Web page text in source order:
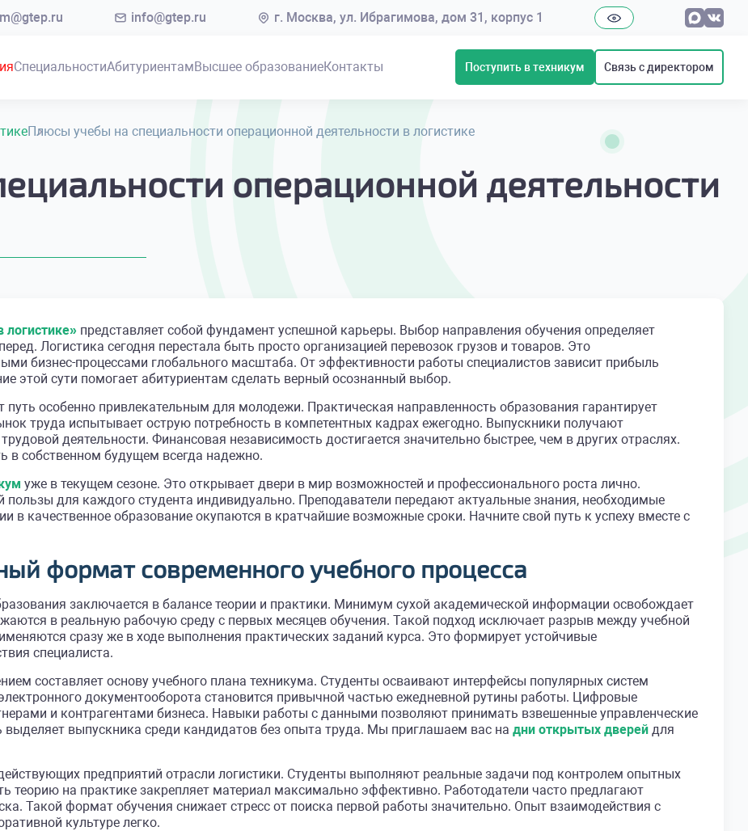
info@gtep.ru г. Москва, ул. Ибрагимова, дом 31, корпус 1
СпециальностиАбитуриентам Высшее образованиеКонтакты Поступить в техникум Связь с директором
Плюсы учебы на специальности операционной деятельности в логистике
операционной деятельности
логистике» представляет собой фундамент успешной карьеры. Выбор направления обучения определяет
Логистика сегодня перестала быть просто организацией перевозок грузов и товаров. Это
бизнес-процессами глобального масштаба. От эффективности работы специалистов зависит прибыль
этой сути помогает абитуриентам сделать верный осознанный выбор.
особенно привлекательным для молодежи. Практическая направленность образования гарантирует
труда испытывает острую потребность в компетентных кадрах ежегодно. Выпускники получают
деятельности. Финансовая независимость достигается значительно быстрее, чем в других отраслях.
в собственном будущем всегда надежно.
уже в текущем сезоне. Это открывает двери в мир возможностей и профессионального роста лично.
пользы для каждого студента индивидуально. Преподаватели передают актуальные знания, необходимые
в качественное образование окупаются в кратчайшие возможные сроки. Начните свой путь к успеху вместе с
формат современного учебного процесса
заключается в балансе теории и практики. Минимум сухой академической информации освобождает
в реальную рабочую среду с первых месяцев обучения. Такой подход исключает разрыв между учебной
сразу же в ходе выполнения практических заданий курса. Это формирует устойчивые
специалиста.
составляет основу учебного плана техникума. Студенты осваивают интерфейсы популярных систем
документооборота становится привычной частью ежедневной рутины работы. Цифровые
и контрагентами бизнеса. Навыки работы с данными позволяют принимать взвешенные управленческие
выделяет выпускника среди кандидатов без опыта труда. Мы приглашаем вас на дни открытых дверей для
предприятий отрасли логистики. Студенты выполняют реальные задачи под контролем опытных
теорию на практике закрепляет материал максимально эффективно. Работодатели часто предлагают
Такой формат обучения снижает стресс от поиска первой работы значительно. Опыт взаимодействия с
культуре легко.